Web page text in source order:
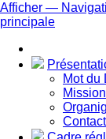
Navigation
principale
Afficher —
principale
Mot du
Contact